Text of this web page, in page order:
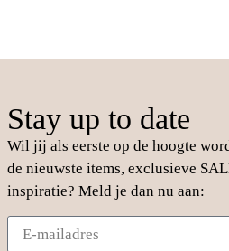
Stay up to date
Wil jij als eerste op de hoogte
de nieuwste items, exclusieve
inspiratie? Meld je dan nu aan: